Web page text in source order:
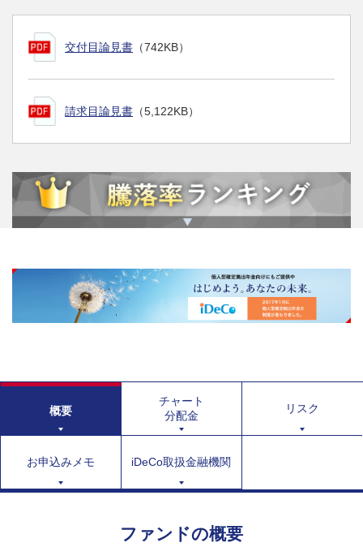
交付目論見書 （742KB）
請求目論見書 （5,122KB）
概要
チャート
分配金
リスク
お申込みメモ iDeCo取扱金融機関
ファンドの概要